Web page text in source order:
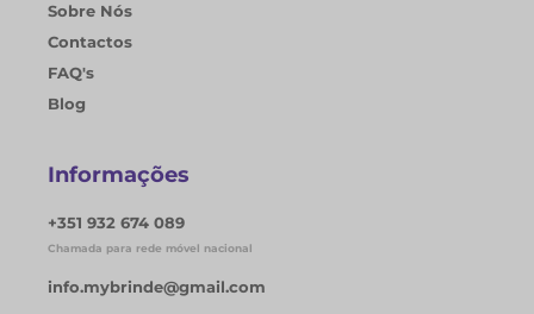
Sobre Nós
Contactos
FAQ's
Blog
Informações
+351 932 674 089
Chamada para rede móvel nacional
info.mybrinde@gmail.com